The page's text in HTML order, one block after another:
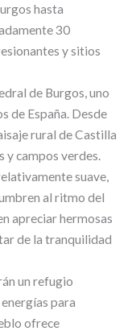
hasta
30
y sitios
de Burgos, uno
de España. Desde
rural de Castilla
y campos verdes.
suave,
al ritmo del
apreciar hermosas
de la tranquilidad
un refugio
para
ofrece